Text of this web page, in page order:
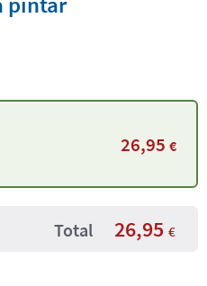
26,95 €
Total 26,95 €